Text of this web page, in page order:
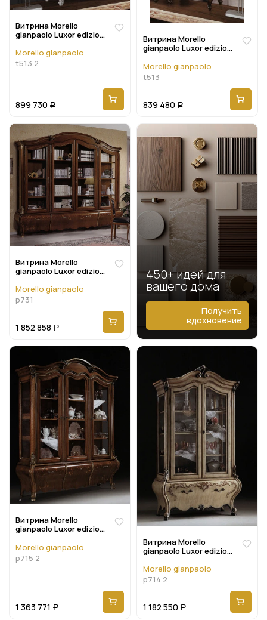
Витрина Morello
gianpaolo Luxor edizione
Morello gianpaolo
t513 2
899 730 Р
Витрина Morello
gianpaolo Luxor edizione
Morello gianpaolo
t513
839 480 Р
Витрина Morello
gianpaolo Luxor edizione
Morello gianpaolo
p731
1 852 858 Р
450+ идей для
вашего дома
Получить
вдохновение
Витрина Morello
gianpaolo Luxor edizione
Morello gianpaolo
p715 2
1 363 771 Р
Витрина Morello
gianpaolo Luxor edizione
Morello gianpaolo
p714 2
1 182 550 Р